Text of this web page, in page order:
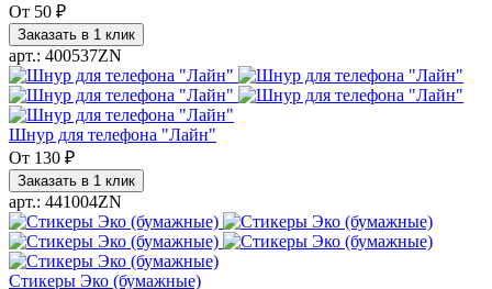
От 50 ₽
Заказать в 1 клик
арт.: 400537ZN
Шнур для телефона "Лайн"
От 130 ₽
Заказать в 1 клик
арт.: 441004ZN
Стикеры Эко (бумажные)